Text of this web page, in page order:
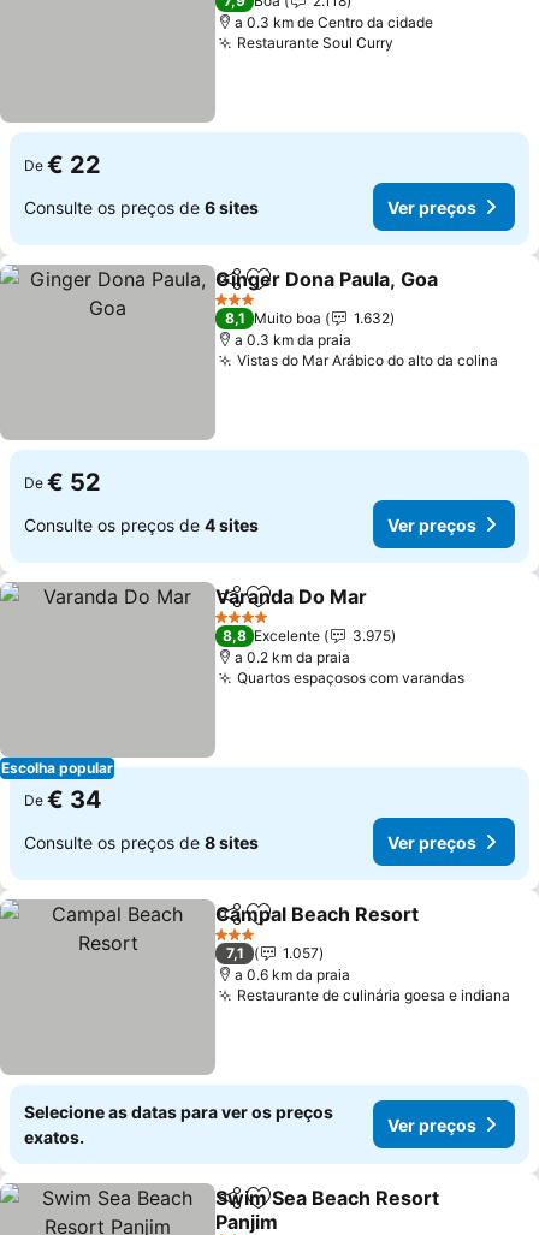
a 0.3 km de Centro da cidade
Restaurante Soul Curry
De € 22
Consulte os preços de 6 sites Ver preços
PartilharAdicionar aos favoritos
Ginger Dona Paula, Goa
3 Estrelas
8,1 Muito boa
1.632
a 0.3 km da praia
Vistas do Mar Arábico do alto da colina
De € 52
Consulte os preços de 4 sites Ver preços
Escolha popular
PartilharAdicionar aos favoritos
Varanda Do Mar
4 Estrelas
8,8 Excelente
3.975
a 0.2 km da praia
Quartos espaçosos com varandas
De € 34
Consulte os preços de 8 sites Ver preços
PartilharAdicionar aos favoritos
Campal Beach Resort
3 Estrelas
7,1
1.057
a 0.6 km da praia
Restaurante de culinária goesa e indiana
Selecione as datas para ver os preços
exatos.
Ver preços
PartilharAdicionar aos favoritos
Swim Sea Beach Resort
Panjim